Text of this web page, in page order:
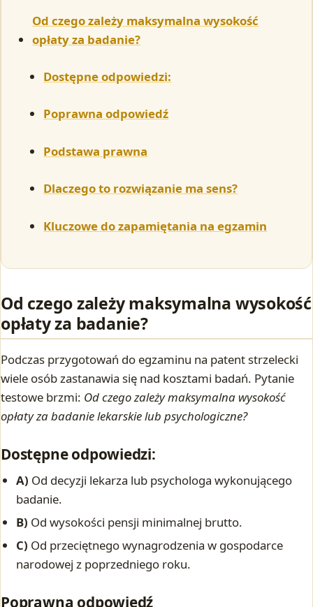
Od czego zależy maksymalna wysokość
opłaty za badanie?
Dostępne odpowiedzi:
Poprawna odpowiedź
Podstawa prawna
Dlaczego to rozwiązanie ma sens?
Kluczowe do zapamiętania na egzamin
Od czego zależy maksymalna wysokość
opłaty za badanie?
Podczas przygotowań do egzaminu na patent strzelecki
wiele osób zastanawia się nad kosztami badań. Pytanie
testowe brzmi: Od czego zależy maksymalna wysokość
opłaty za badanie lekarskie lub psychologiczne?
Dostępne odpowiedzi:
A) Od decyzji lekarza lub psychologa wykonującego
badanie.
B) Od wysokości pensji minimalnej brutto.
C) Od przeciętnego wynagrodzenia w gospodarce
narodowej z poprzedniego roku.
Poprawna odpowiedź